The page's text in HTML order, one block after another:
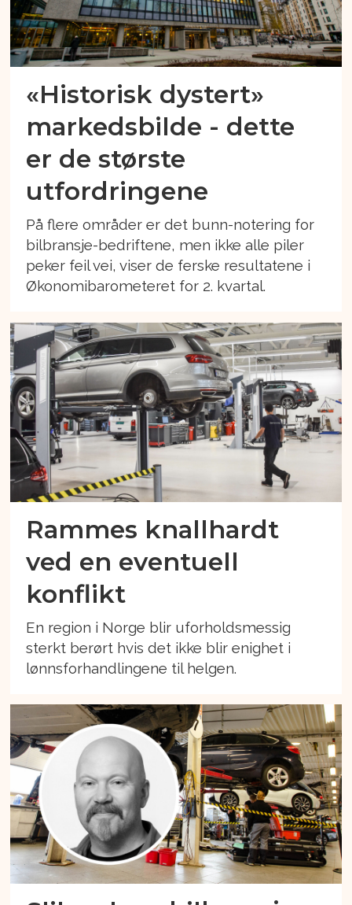
«Historisk dystert»
markedsbilde - dette
er de største
utfordringene
På flere områder er det bunn-notering for
bilbransje-bedriftene, men ikke alle piler
peker feil vei, viser de ferske resultatene i
Økonomibarometeret for 2. kvartal.
Rammes knallhardt
ved en eventuell
konflikt
En region i Norge blir uforholdsmessig
sterkt berørt hvis det ikke blir enighet i
lønnsforhandlingene til helgen.